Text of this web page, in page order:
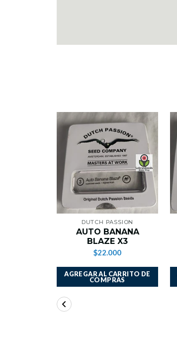
DUTCH PASSION
AUTO BANANA
BLAZE X3
$22.000
AGREGAR AL CARRITO DE
COMPRAS